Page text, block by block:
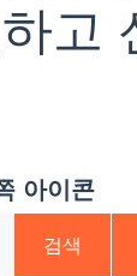
고
검색